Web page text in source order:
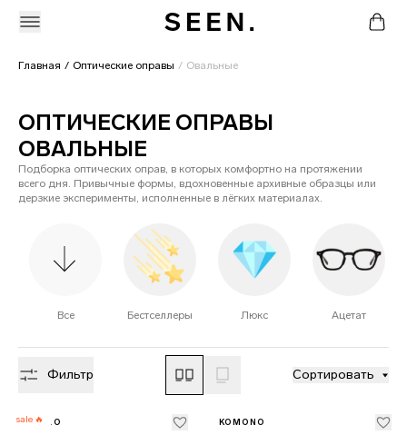
Главная Оптические оправы Овальные
ОПТИЧЕСКИЕ ОПРАВЫ
ОВАЛЬНЫЕ
Подборка оптических оправ, в которых комфортно на протяжении
всего дня. Привычные формы, вдохновенные архивные образцы или
дерзкие эксперименты, исполненные в лёгких материалах.
Все Бестселлеры Люкс Ацетат
Фильтр Сортировать
sale 🔥
KOMONO KOMONO